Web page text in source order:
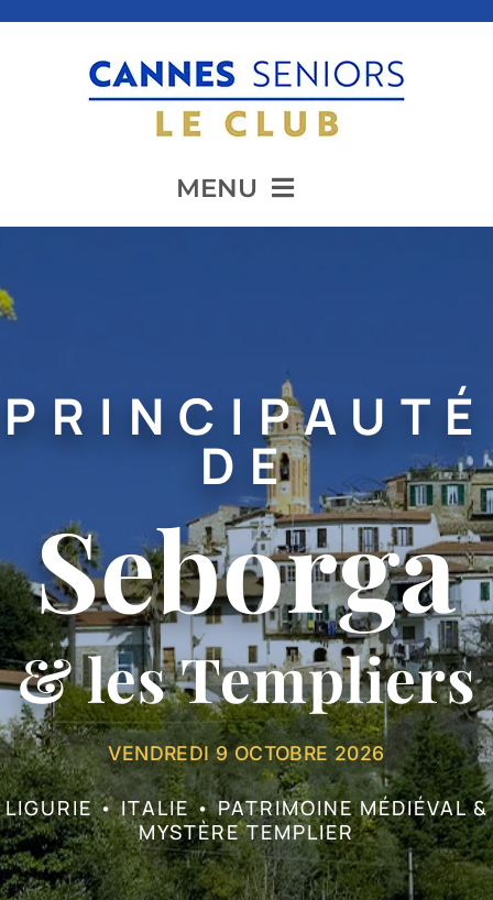
MENU
Animation
Prévention
Restauration
Actualité
Avantages
PRINCIPAUTÉ
DE
Seborga
& les Templiers
VENDREDI 9 OCTOBRE 2026
LIGURIE • ITALIE • PATRIMOINE MÉDIÉVAL &
MYSTÈRE TEMPLIER